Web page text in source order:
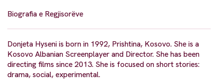
Biografia e Regjisorëve
Donjeta Hyseni is born in 1992, Prishtina, Kosovo. She is a
Kosovo Albanian Screenplayer and Director. She has been
directing films since 2013. She is focused on short stories:
drama, social, experimental.